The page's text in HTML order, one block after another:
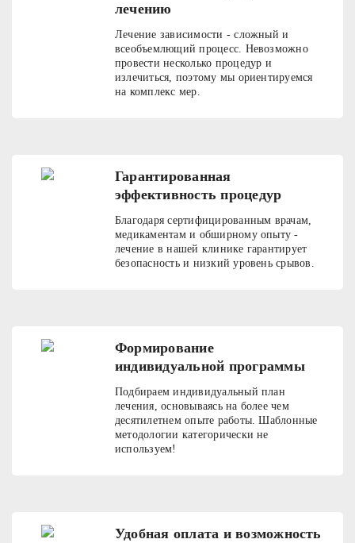
лечению
Лечение зависимости - сложный и
всеобъемлющий процесс. Невозможно
провести несколько процедур и
излечиться, поэтому мы ориентируемся
на комплекс мер.
Гарантированная
эффективность процедур
Благодаря сертифицированным врачам,
медикаментам и обширному опыту -
лечение в нашей клинике гарантирует
безопасность и низкий уровень срывов.
Формирование
индивидуальной программы
Подбираем индивидуальный план
лечения, основываясь на более чем
десятилетнем опыте работы. Шаблонные
методологии категорически не
используем!
Удобная оплата и возможность